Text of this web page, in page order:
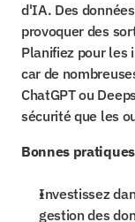
d'IA. Des
provoquer des
Planifiez pour les
car de
ChatGPT ou
sécurité que les
Bonnes
Investissez
gestion des